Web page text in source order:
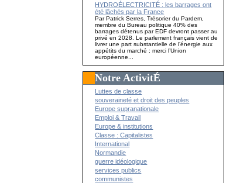
HYDROÉLECTRICITÉ : les barrages ont
été lâchés par la France
Par Patrick Serres, Trésorier du Pardem,
membre du Bureau politique 40% des
barrages détenus par EDF devront passer au
privé en 2028. Le parlement français vient de
livrer une part substantielle de l’énergie aux
appétits du marché : merci l’Union
européenne...
Notre ActivitÉ
Luttes de classe
souveraineté et droit des peuples
Europe supranationale
Emploi & Travail
Europe & institutions
Classe : Capitalistes
International
Normandie
guerre idéologique
services publics
communistes